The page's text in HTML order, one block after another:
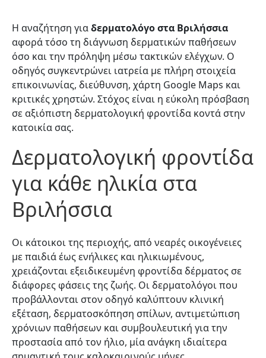
Η αναζήτηση γιαδερματολόγο στα Βριλήσσια
αφορά τόσο τη διάγνωση δερματικών παθήσεων
όσο και την πρόληψη μέσω τακτικών ελέγχων. Ο
οδηγός συγκεντρώνει ιατρεία με πλήρη στοιχεία
επικοινωνίας, διεύθυνση, χάρτη Google Maps και
κριτικές χρηστών. Στόχος είναι η εύκολη πρόσβαση
σε αξιόπιστη δερματολογική φροντίδα κοντά στην
κατοικία σας.
Δερματολογική φροντίδα
για κάθε ηλικία στα
Βριλήσσια
Οι κάτοικοι της περιοχής, από νεαρές οικογένειες
με παιδιά έως ενήλικες και ηλικιωμένους,
χρειάζονται εξειδικευμένη φροντίδα δέρματος σε
διάφορες φάσεις της ζωής. Οι δερματολόγοι που
προβάλλονται στον οδηγό καλύπτουν κλινική
εξέταση, δερματοσκόπηση σπίλων, αντιμετώπιση
χρόνιων παθήσεων και συμβουλευτική για την
προστασία από τον ήλιο, μία ανάγκη ιδιαίτερα